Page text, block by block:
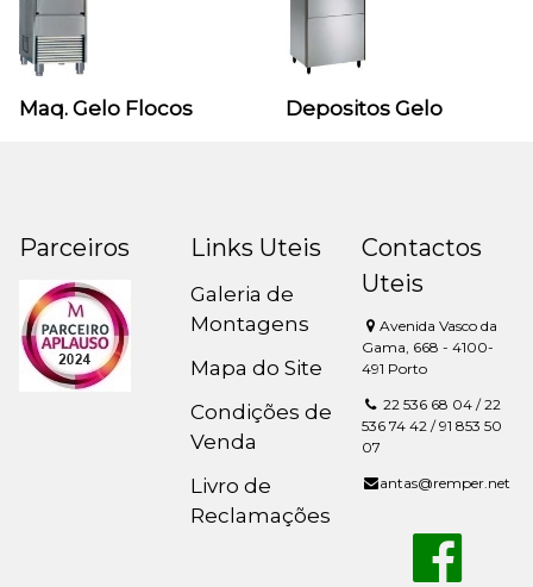
Maq. Gelo Flocos Depositos Gelo
Parceiros Links Uteis
Galeria de
Montagens
Mapa do Site
Condições de
Venda
Livro de
Reclamações
Contactos
Uteis
Avenida Vasco da
Gama, 668 - 4100-
491 Porto
22 536 68 04 / 22
536 74 42 / 91 853 50
07
antas@remper.net